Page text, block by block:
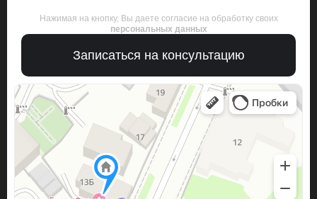
Нажимая на кнопку, Вы даете согласие на обработку своих
персональных данных
Записаться на консультацию